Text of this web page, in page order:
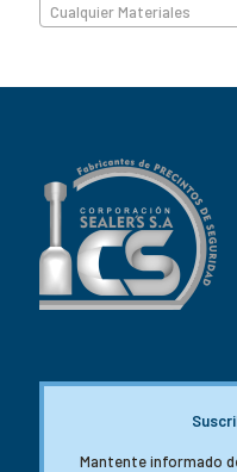
Cualquier Materiales
Mantente informado